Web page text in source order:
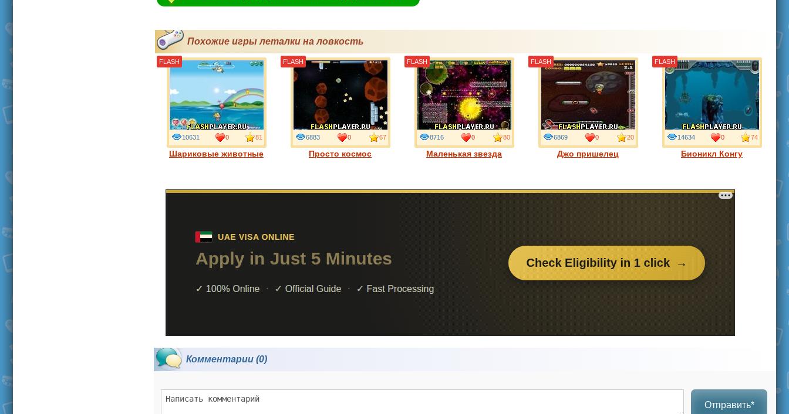
Похожие игры леталки на ловкость
Шариковые животные
10631 0 81
FLASH
Просто космос
6883 0 67
FLASH
Маленькая звезда
8716 0 80
FLASH
Джо пришелец
6869 0 20
FLASH
Бионикл Конгу
14634 0 74
FLASH
Комментарии (0)
Отправить*